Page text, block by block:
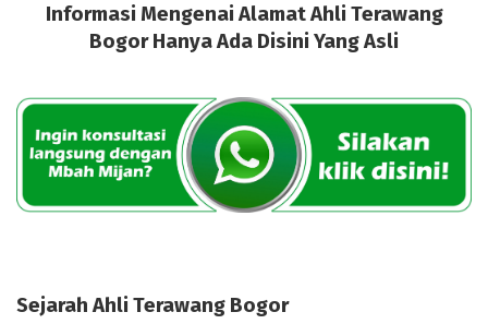
Informasi Mengenai Alamat Ahli Terawang
Bogor Hanya Ada Disini Yang Asli
Sejarah Ahli Terawang Bogor